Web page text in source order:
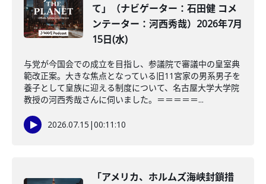
て」（ナビゲーター：石田健 コメ
ンテーター：河西秀哉）2026年7月
15日(水)
与党が今国会での成立を目指し、参議院で審議中の皇室典
範改正案。大きな焦点となっている旧11宮家の男系男子を
養子として皇族に迎える制度について、名古屋大学大学院
教授の河西秀哉さんに伺いました。＝＝＝＝＝...
2026.07.15 |00:11:10
「アメリカ、ホルムズ海峡封鎖措